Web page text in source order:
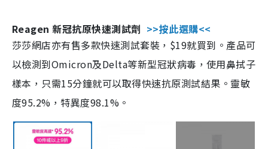
Reagen 新冠抗原快速測試劑 >>按此選購<<
莎莎網店亦有售多款快速測試套裝，$19就買到。產品可
以檢測到Omicron及Delta等新型冠狀病毒，使用鼻拭子
樣本，只需15分鐘就可以取得快速抗原測試結果。靈敏
度95.2%，特異度98.1%。